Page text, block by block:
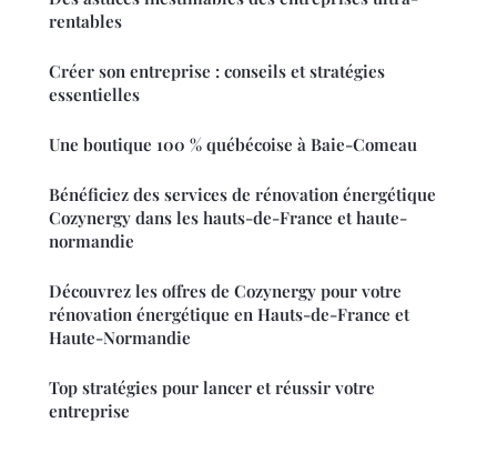
rentables
Créer son entreprise : conseils et stratégies
essentielles
Une boutique 100 % québécoise à Baie-Comeau
Bénéficiez des services de rénovation énergétique
Cozynergy dans les hauts-de-France et haute-
normandie
Découvrez les offres de Cozynergy pour votre
rénovation énergétique en Hauts-de-France et
Haute-Normandie
Top stratégies pour lancer et réussir votre
entreprise